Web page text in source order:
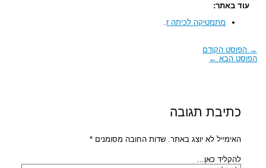
עוד באתר:
מתמטיקה לכיתה ז.
→ הפוסט הקודם
הפוסט הבא ←
כתיבת תגובה
האימייל לא יוצג באתר. שדות החובה מסומנים*
להקליד כאן...